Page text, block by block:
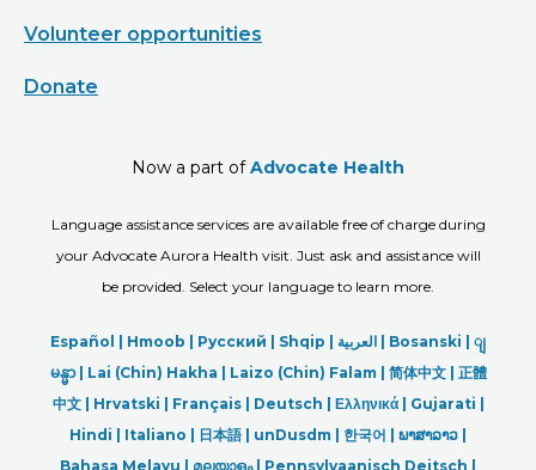
Volunteer opportunities
Donate
Now a part ofAdvocate Health
Language assistance services are available free of charge during
your Advocate Aurora Health visit. Just ask and assistance will
be provided. Select your language to learn more.
Español | Hmoob Русский Shqip العربیة Bosanski
ျ
မန္မာ| Lai (Chin) Hakha | Laizo (Chin) Falam | 简体中文 | 正體
中文 | Hrvatski | Français | Deutsch Ελληνικά | Gujarati |
Hindi
Italiano 日本語| unDusdm 한국어 ພາສາລາວ
Bahasa Melayu | മലയാളം| Pennsylvaanisch Deitsch |